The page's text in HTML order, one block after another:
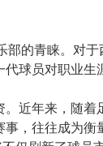
的青睐。对
球员对职业生
近年来，随着
，往往成为衡